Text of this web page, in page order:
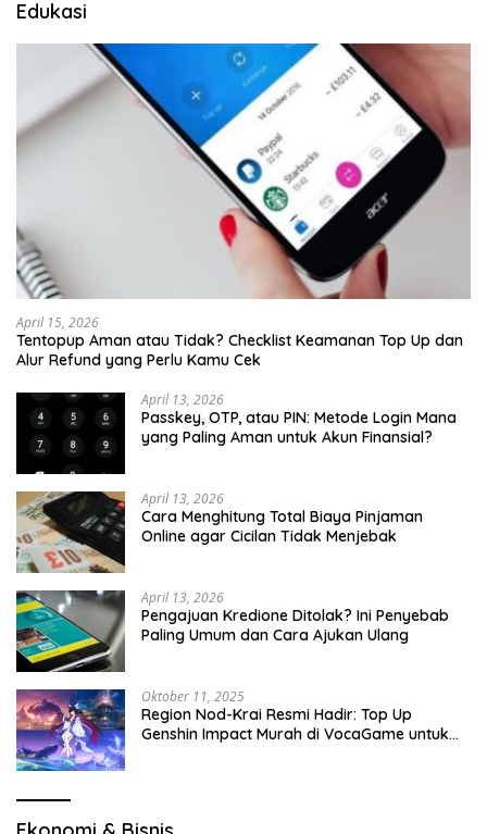
Edukasi
April 15, 2026
Tentopup Aman atau Tidak? Checklist Keamanan Top Up dan
Alur Refund yang Perlu Kamu Cek
April 13, 2026
Passkey, OTP, atau PIN: Metode Login Mana
yang Paling Aman untuk Akun Finansial?
April 13, 2026
Cara Menghitung Total Biaya Pinjaman
Online agar Cicilan Tidak Menjebak
April 13, 2026
Pengajuan Kredione Ditolak? Ini Penyebab
Paling Umum dan Cara Ajukan Ulang
Oktober 11, 2025
Region Nod-Krai Resmi Hadir: Top Up
Genshin Impact Murah di VocaGame untuk